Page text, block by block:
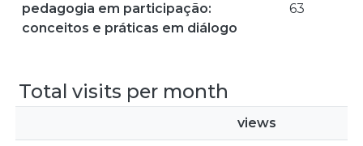
pedagogia em participação:
conceitos e práticas em diálogo
63
Total visits per month
views